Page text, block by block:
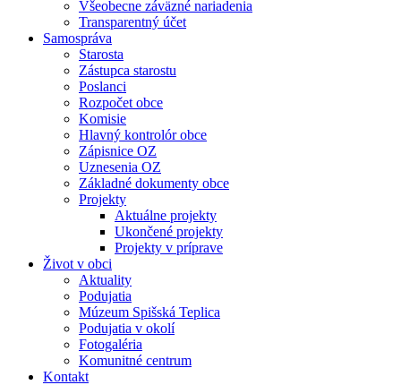
Všeobecne záväzné nariadenia
Transparentný účet
Samospráva
Starosta
Zástupca starostu
Poslanci
Rozpočet obce
Komisie
Hlavný kontrolór obce
Zápisnice OZ
Uznesenia OZ
Základné dokumenty obce
Projekty
Aktuálne projekty
Ukončené projekty
Projekty v príprave
Život v obci
Aktuality
Podujatia
Múzeum Spišská Teplica
Podujatia v okolí
Fotogaléria
Komunitné centrum
Kontakt